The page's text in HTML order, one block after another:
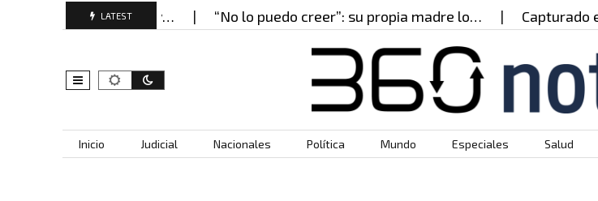
LATEST
bajo llave y… “No lo puedo creer”: su propia madre lo… Capturado en
Skip to content
Inicio Judicial Nacionales Política Mundo Especiales Salud